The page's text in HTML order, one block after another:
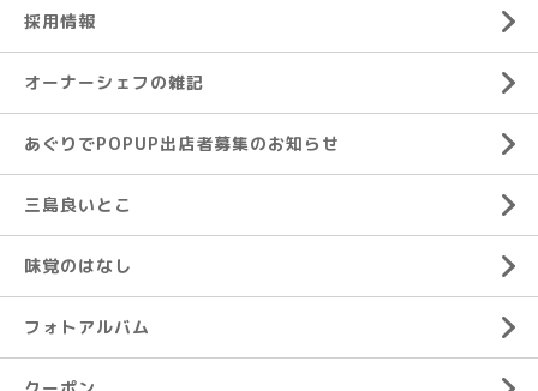
採用情報
オーナーシェフの雑記
あぐりでPOPUP出店者募集のお知らせ
三島良いとこ
味覚のはなし
フォトアルバム